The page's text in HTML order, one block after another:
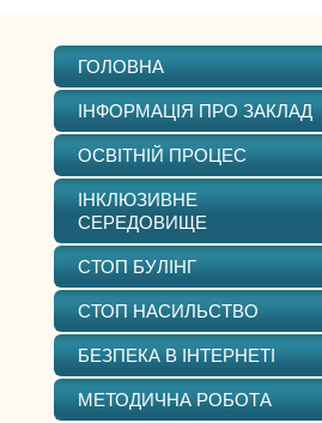
ГОЛОВНА
ІНФОРМАЦІЯ ПРО ЗАКЛАД
ОСВІТНІЙ ПРОЦЕС
ІНКЛЮЗИВНЕ
СЕРЕДОВИЩЕ
СТОП БУЛІНГ
СТОП НАСИЛЬСТВО
БЕЗПЕКА В ІНТЕРНЕТІ
МЕТОДИЧНА РОБОТА